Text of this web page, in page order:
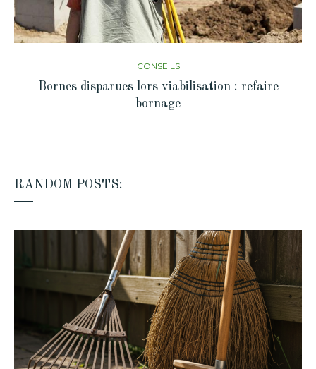
CONSEILS
Bornes disparues lors viabilisation : refaire
bornage
RANDOM POSTS: